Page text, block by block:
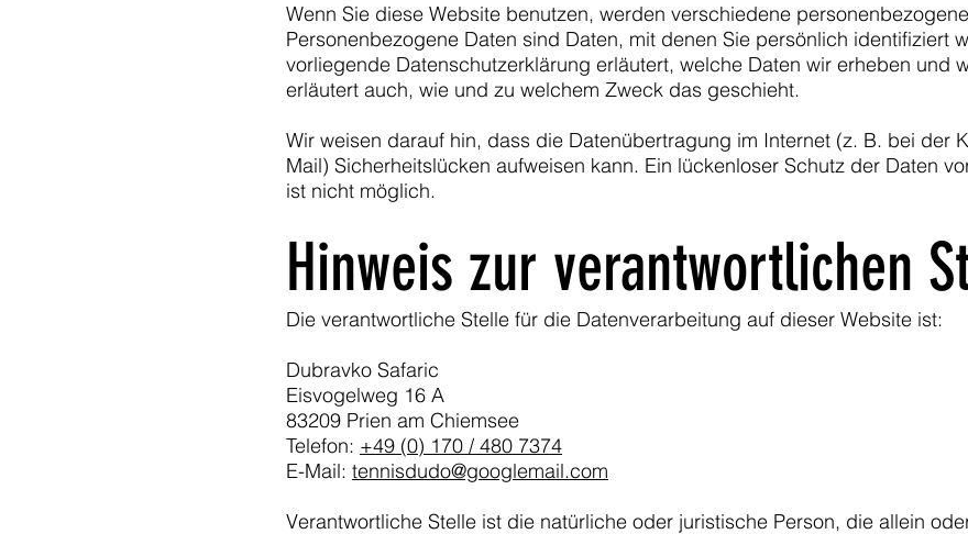
Wenn Sie diese Website benutzen, werden verschiedene
Personenbezogene Daten sind Daten, mit denen Sie persönlich identifiziert
vorliegende Datenschutzerklärung erläutert, welche Daten wir erheben und
erläutert auch, wie und zu welchem Zweck das geschieht.
Wir weisen darauf hin, dass die Datenübertragung im Internet (z. B. bei der
Mail) Sicherheitslücken aufweisen kann. Ein lückenloser Schutz der Daten
ist nicht möglich.
Hinweis zur verantwortlichen
Die verantwortliche Stelle für die Datenverarbeitung auf dieser Website ist:
Dubravko Safaric
Eisvogelweg 16 A
83209 Prien am Chiemsee
Telefon: +49 (0) 170 / 480 7374
E-Mail: tennisdudo@googlemail.com
Verantwortliche Stelle ist die natürliche oder juristische Person, die allein